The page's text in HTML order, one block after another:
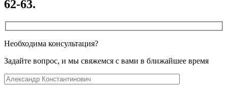
62-63.
Необходима консультация?
Задайте вопрос, и мы свяжемся с вами в ближайшее время